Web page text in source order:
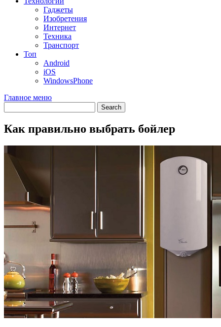
Гаджеты
Изобретения
Интернет
Техника
Транспорт
Топ
Android
iOS
WindowsPhone
Главное меню
Как правильно выбрать бойлер